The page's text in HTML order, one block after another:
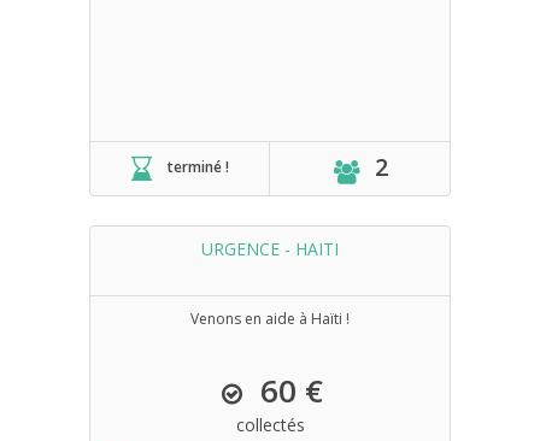
terminé ! 2
URGENCE - HAITI
Venons en aide à Haïti !
60 €
collectés